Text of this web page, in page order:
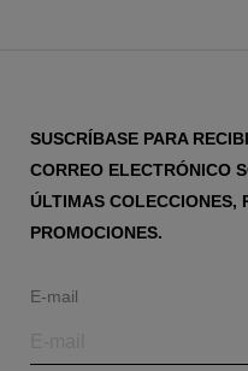
SUSCRÍBASE PARA
CORREO ELECTRÓNICO
ÚLTIMAS COLECCIONES,
PROMOCIONES.
E-mail